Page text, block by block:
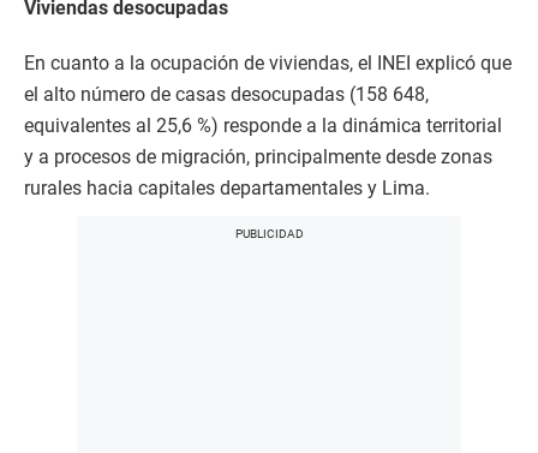
Viviendas desocupadas
En cuanto a la ocupación de viviendas, el INEI explicó que
el alto número de casas desocupadas (158 648,
equivalentes al 25,6 %) responde a la dinámica territorial
y a procesos de migración, principalmente desde zonas
rurales hacia capitales departamentales y Lima.